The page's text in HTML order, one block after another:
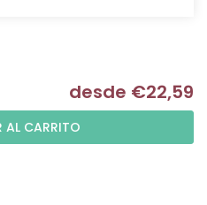
desde €22,59
AL CARRITO